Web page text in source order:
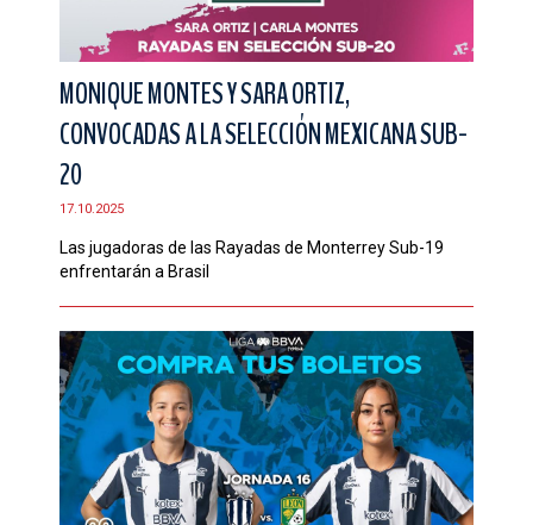
MONIQUE MONTES Y SARA ORTIZ,
CONVOCADAS A LA SELECCIÓN MEXICANA SUB-
20
17.10.2025
Las jugadoras de las Rayadas de Monterrey Sub-19
enfrentarán a Brasil